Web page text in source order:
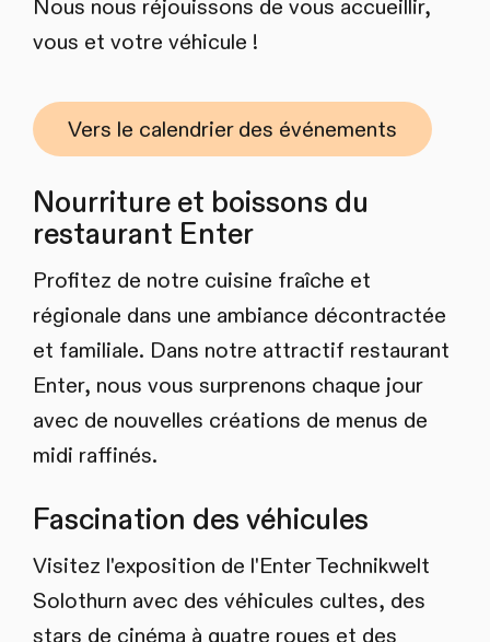
Nous nous réjouissons de vous accueillir,
vous et votre véhicule !
Vers le calendrier des événements
Nourriture et boissons du
restaurant Enter
Profitez de notre cuisine fraîche et
régionale dans une ambiance décontractée
et familiale. Dans notre attractif restaurant
Enter, nous vous surprenons chaque jour
avec de nouvelles créations de menus de
midi raffinés.
Fascination des véhicules
Visitez l'exposition de l'Enter Technikwelt
Solothurn avec des véhicules cultes, des
stars de cinéma à quatre roues et des